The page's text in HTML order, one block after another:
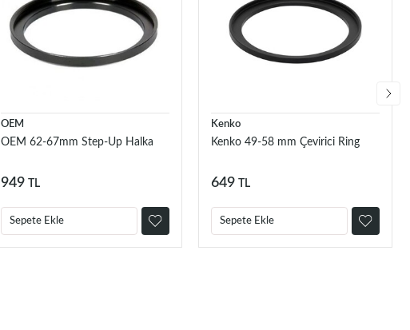
OEM
OEM 62-67mm Step-Up Halka
949 TL
Sepete Ekle
Kenko
Kenko 49-58 mm Çevirici Ring
649 TL
Sepete Ekle